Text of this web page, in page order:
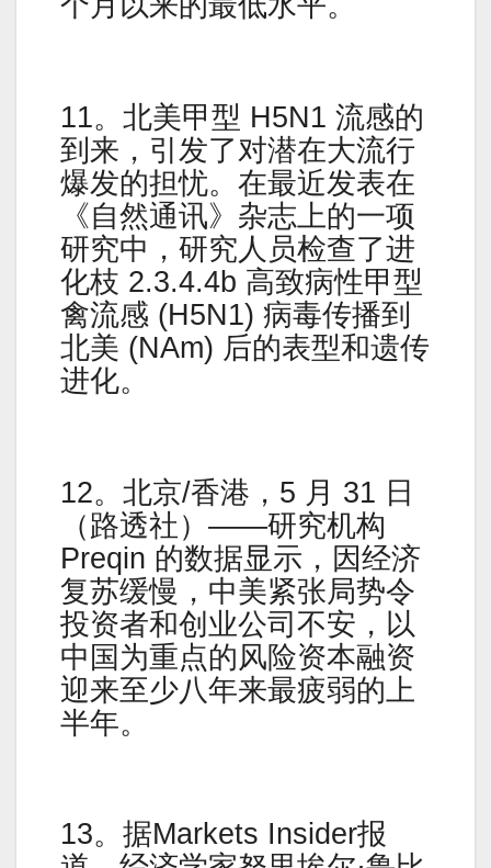
11。北美甲型 H5N1 流感的
到来，引发了对潜在大流行
爆发的担忧。在最近发表在
《自然通讯》杂志上的一项
研究中，研究人员检查了进
化枝 2.3.4.4b 高致病性甲型
禽流感 (H5N1) 病毒传播到
北美 (NAm) 后的表型和遗传
进化。
12。北京/香港，5 月 31 日
（路透社）——研究机构
Preqin 的数据显示，因经济
复苏缓慢，中美紧张局势令
投资者和创业公司不安，以
中国为重点的风险资本融资
迎来至少八年来最疲弱的上
半年。
13。据Markets Insider报